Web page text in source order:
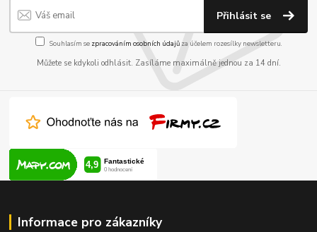
Přihlásit se
Souhlasím se zpracováním osobních údajůza účelem rozesílky newsletteru.
Můžete se kdykoli odhlásit. Zasíláme maximálně jednou za 14 dní.
Informace pro zákazníky